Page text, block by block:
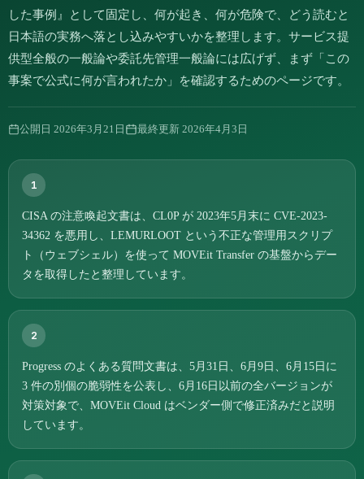
した事例』として固定し、何が起き、何が危険で、どう読むと
日本語の実務へ落とし込みやすいかを整理します。サービス提
供型全般の一般論や委託先管理一般論には広げず、まず「この
事案で公式に何が言われたか」を確認するためのページです。
公開日 2026年3月21日 最終更新 2026年4月3日
1
CISA の注意喚起文書は、CL0P が 2023年5月末に CVE-2023-
34362 を悪用し、LEMURLOOT という不正な管理用スクリプ
ト（ウェブシェル）を使って MOVEit Transfer の基盤からデー
タを取得したと整理しています。
2
Progress のよくある質問文書は、5月31日、6月9日、6月15日に
3 件の別個の脆弱性を公表し、6月16日以前の全バージョンが
対策対象で、MOVEit Cloud はベンダー側で修正済みだと説明
しています。